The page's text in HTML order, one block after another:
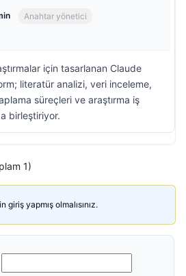
Anahtar yönetici
için tasarlanan Claude
literatür analizi, veri inceleme,
süreçleri ve araştırma iş
birleştiriyor.
1)
yapmış olmalısınız.